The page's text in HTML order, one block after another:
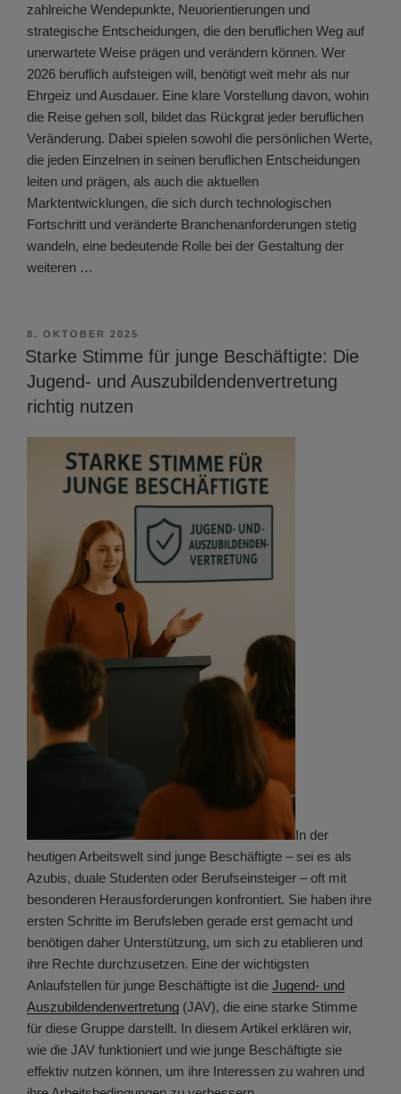
zahlreiche Wendepunkte, Neuorientierungen und
strategische Entscheidungen, die den beruflichen Weg auf
unerwartete Weise prägen und verändern können. Wer
2026 beruflich aufsteigen will, benötigt weit mehr als nur
Ehrgeiz und Ausdauer. Eine klare Vorstellung davon, wohin
die Reise gehen soll, bildet das Rückgrat jeder beruflichen
Veränderung. Dabei spielen sowohl die persönlichen Werte,
die jeden Einzelnen in seinen beruflichen Entscheidungen
leiten und prägen, als auch die aktuellen
Marktentwicklungen, die sich durch technologischen
Fortschritt und veränderte Branchenanforderungen stetig
wandeln, eine bedeutende Rolle bei der Gestaltung der
weiteren …
VERÖFFENTLICHT
AM
8. OKTOBER 2025
Starke Stimme für junge Beschäftigte: Die
Jugend- und Auszubildendenvertretung
richtig nutzen
In der
heutigen Arbeitswelt sind junge Beschäftigte – sei es als
Azubis, duale Studenten oder Berufseinsteiger – oft mit
besonderen Herausforderungen konfrontiert. Sie haben ihre
ersten Schritte im Berufsleben gerade erst gemacht und
benötigen daher Unterstützung, um sich zu etablieren und
ihre Rechte durchzusetzen. Eine der wichtigsten
Anlaufstellen für junge Beschäftigte ist die Jugend- und
Auszubildendenvertretung (JAV), die eine starke Stimme
für diese Gruppe darstellt. In diesem Artikel erklären wir,
wie die JAV funktioniert und wie junge Beschäftigte sie
effektiv nutzen können, um ihre Interessen zu wahren und